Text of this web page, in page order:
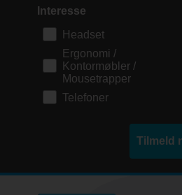
Interesse
Headset
Ergonomi /
Kontormøbler /
Mousetrapper
Telefoner
Tilmeld